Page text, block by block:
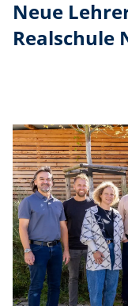
Neue
Realschule